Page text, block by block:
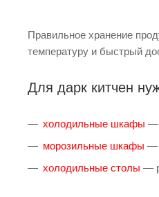
Правильное хранение
температуру и быстрый
Для дарк китчен
холодильные шкафы —
морозильные шкафы —
холодильные столы —